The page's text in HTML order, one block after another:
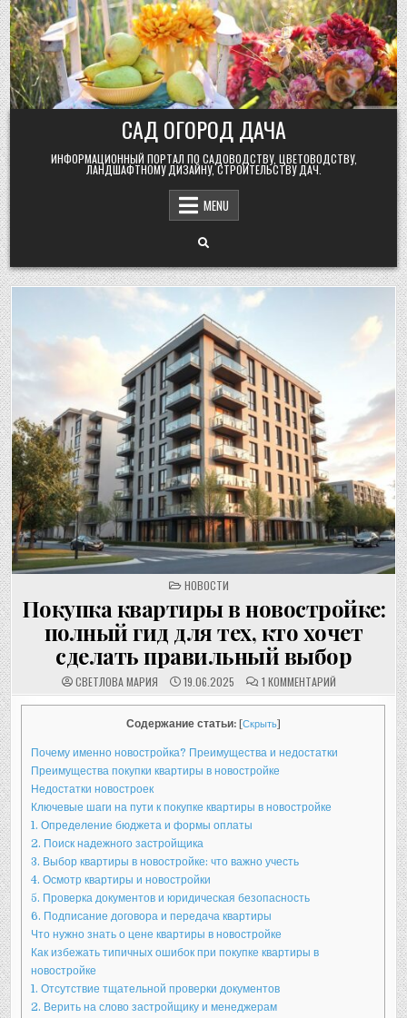
Skip
to
content
САД ОГОРОД ДАЧА
ИНФОРМАЦИОННЫЙ ПОРТАЛ ПО САДОВОДСТВУ, ЦВЕТОВОДСТВУ,
ЛАНДШАФТНОМУ ДИЗАЙНУ, СТРОИТЕЛЬСТВУ ДАЧ.
MENU
POSTED
IN
НОВОСТИ
Покупка квартиры в новостройке:
полный гид для тех, кто хочет
сделать правильный выбор
СВЕТЛОВА МАРИЯ 19.06.2025 1 КОММЕНТАРИЙ
ЗАПИСИ
ПОКУПКА
НОВОСТРОЙКЕ:
ГИД
ПРАВИЛЬНЫЙ
Содержание статьи: [Скрыть]
Почему именно новостройка? Преимущества и недостатки
Преимущества покупки квартиры в новостройке
Недостатки новостроек
Ключевые шаги на пути к покупке квартиры в новостройке
1. Определение бюджета и формы оплаты
2. Поиск надежного застройщика
3. Выбор квартиры в новостройке: что важно учесть
4. Осмотр квартиры и новостройки
5. Проверка документов и юридическая безопасность
6. Подписание договора и передача квартиры
Что нужно знать о цене квартиры в новостройке
Как избежать типичных ошибок при покупке квартиры в
новостройке
1. Отсутствие тщательной проверки документов
2. Верить на слово застройщику и менеджерам